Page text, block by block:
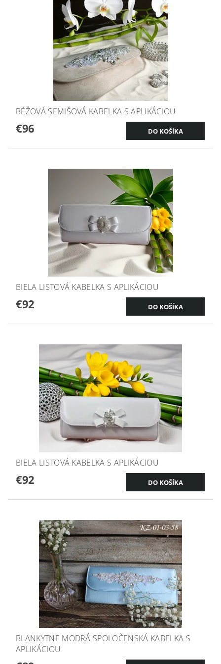
BÉŽOVÁ SEMIŠOVÁ KABELKA S APLIKÁCIOU
€96
BIELA LISTOVÁ KABELKA S APLIKÁCIOU
€92
BIELA LISTOVÁ KABELKA S APLIKÁCIOU
€92
BLANKYTNE MODRÁ SPOLOČENSKÁ KABELKA S
APLIKÁCIOU